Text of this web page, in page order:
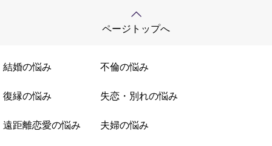
ページトップへ
結婚の悩み 不倫の悩み
復縁の悩み 失恋・別れの悩み
遠距離恋愛の悩み 夫婦の悩み